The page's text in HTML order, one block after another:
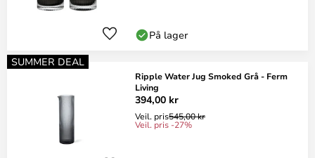
På lager
SUMMER DEAL
Ripple Water Jug Smoked Grå - Ferm
Living
394,00 kr
Veil. pris545,00 kr
Veil. pris -27%